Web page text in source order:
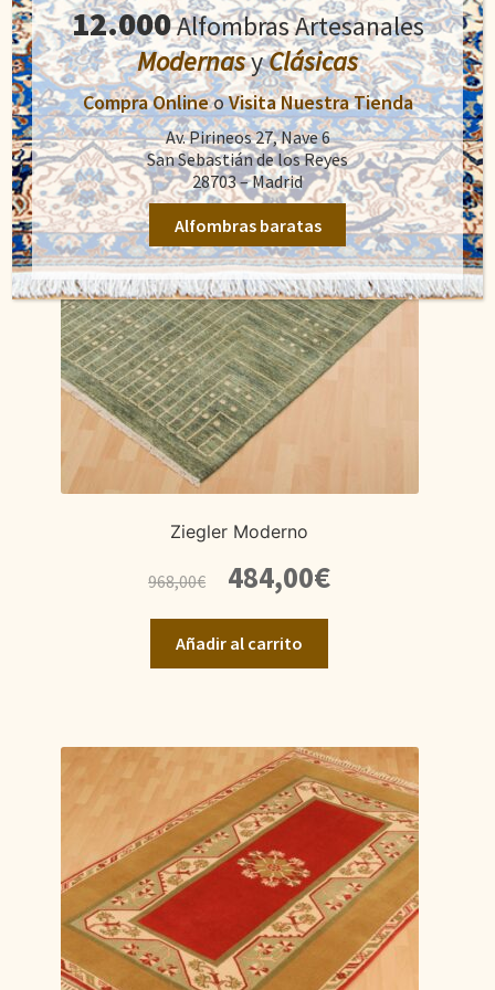
original
era:
907,50€.
actual
es:
484,00€.
Añadir al carrito
Ziegler Moderno
968,00€
precio
original
era:
968,00€.
484,00€El
precio
Añadir al carrito
12.000Alfombras Artesanales
ModernasyClásicas
Compra OnlineoVisita Nuestra Tienda
Av. Pirineos 27, Nave 6
San Sebastián de los Reyes
28703 – Madrid
Alfombras baratas